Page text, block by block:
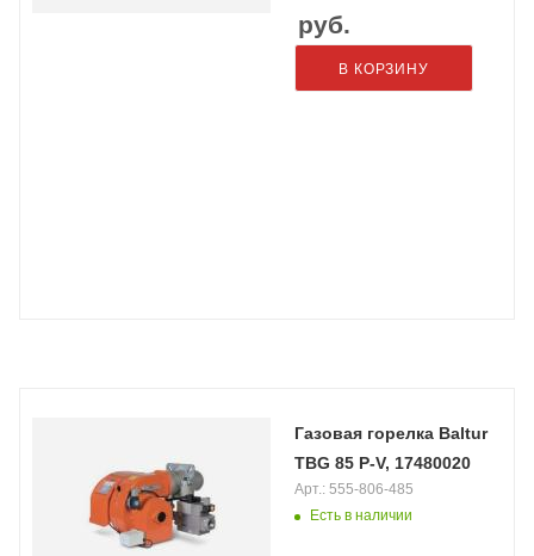
руб.
В КОРЗИНУ
Газовая горелка Baltur
TBG 85 P-V, 17480020
Есть в наличии
Арт.: 555-806-485